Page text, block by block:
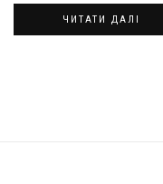
ЧИТАТИ ДАЛІ